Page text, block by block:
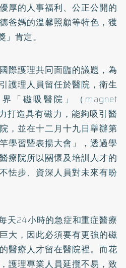
厚的人事福利、公正公開的
爸媽的溫馨照顧等特色，獲
肯定。
際護理共同面臨的議題，為
護理人員留任於醫院，衛生
「磁吸醫院」（magnet
打造具有磁力，能夠吸引醫
，並在十二月十九日舉辦第
學習暨表揚大會」，透過學
療院所以關懷及培訓人才的
怯步、資深人員對未來有盼
天24小時的急症和重症醫療
大，因此必須要有更強的磁
醫療人才留在醫院裡。而花
護理專業人員延攬不易，致